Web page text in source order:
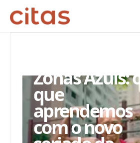
Zonas Azuis: o
que
aprendemos
com o novo